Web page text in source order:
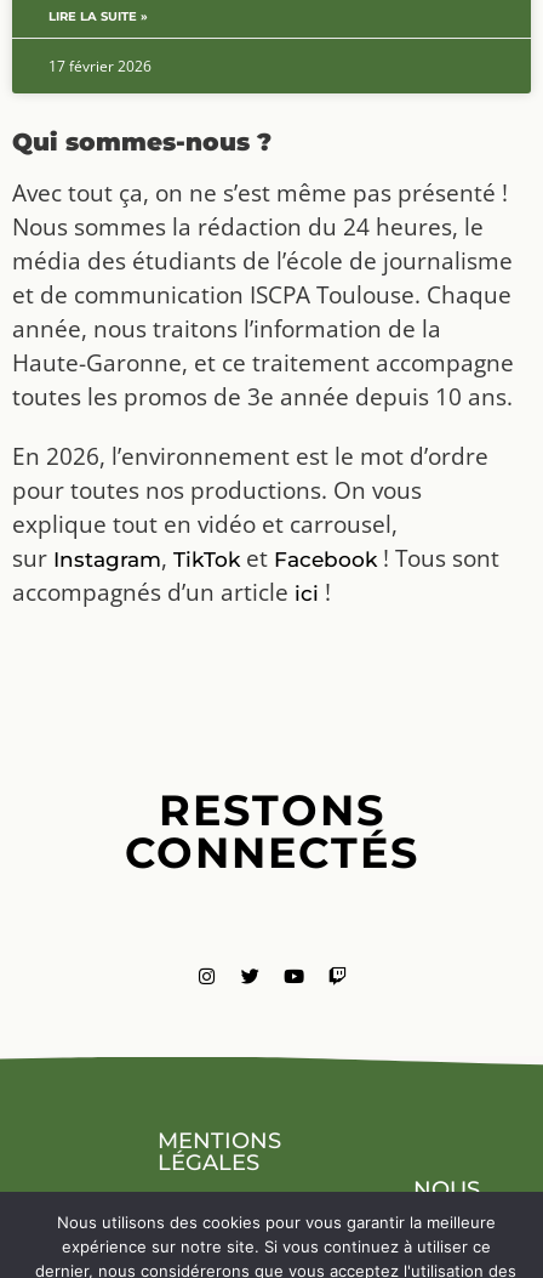
LIRE LA SUITE »
17 février 2026
Qui sommes-nous ?
Avec tout ça, on ne s’est même pas présenté !
Nous sommes la rédaction du 24 heures, le
média des étudiants de l’école de journalisme
et de communication ISCPA Toulouse. Chaque
année, nous traitons l’information de la
Haute-Garonne, et ce traitement accompagne
toutes les promos de 3e année depuis 10 ans.
En 2026, l’environnement est le mot d’ordre
pour toutes nos productions. On vous
explique tout en vidéo et carrousel,
sur Instagram, TikToket Facebook! Tous sont
accompagnés d’un article ici !
RESTONS
CONNECTÉS
MENTIONS
LÉGALES
NOUS
Nous utilisons des cookies pour vous garantir la meilleure
expérience sur notre site. Si vous continuez à utiliser ce
dernier, nous considérerons que vous acceptez l'utilisation des